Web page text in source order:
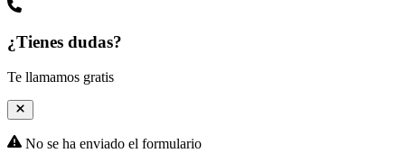
¿Tienes dudas?
Te llamamos gratis
No se ha enviado el formulario